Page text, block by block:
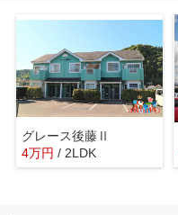
グレース後藤Ⅱ
4万円 / 2LDK